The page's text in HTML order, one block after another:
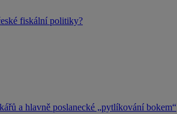
fiskální politiky?
a hlavně poslanecké „pytlíkování bokem“